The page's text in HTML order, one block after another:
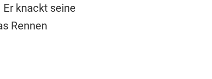
knackt seine
Rennen